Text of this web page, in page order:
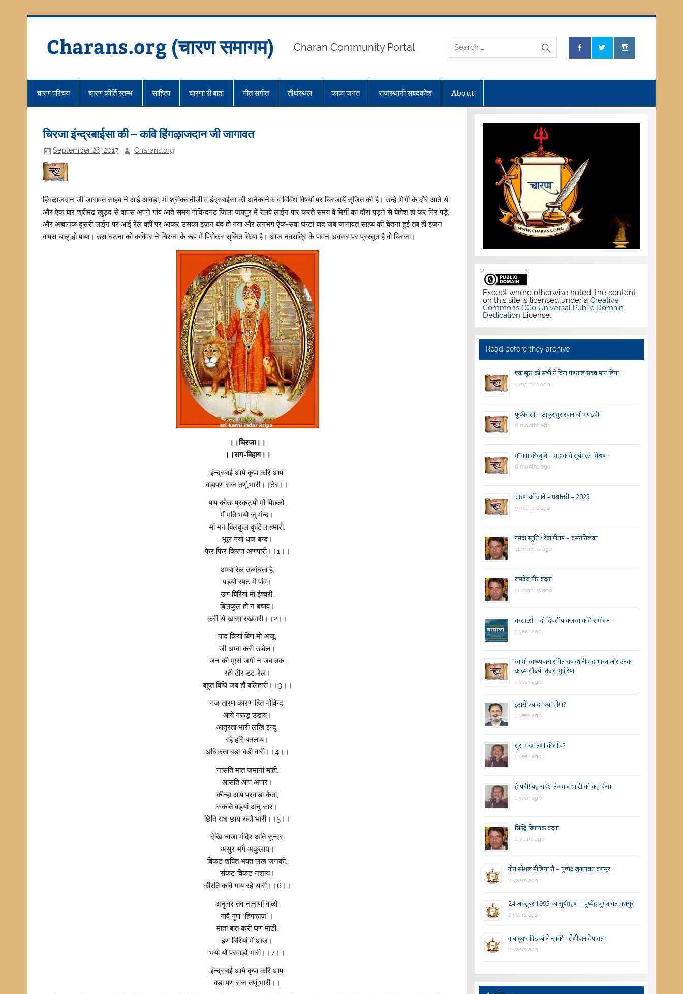
Charans.org (चारण समागम) Charan Community Portal
चारण परिचय चारण कीर्ति स्तम्भ साहित्य चारणा री बातां गीत संगीत तीर्थस्थल काव्य जगत राजस्थानी सबदकोश About
चिरजा इंन्द्रबाईसा की – कवि हिंगऴाजदान जी जागावत
September 26, 2017 Charans.org
हिंगऴाजदान जी जागावत साहब ने आई आवड़ा, माँ श्रीकरनीजी व इंद्रबाईसा की अनेकानेक व विविध विषयों पर चिरजायें सृजित की है। उन्हे मिर्गी के दौरे आते थे
और ऐक बार श्रीमढ खुड़द से वापस अपने गांव आते समय गोविन्दगढ जिला जयपुर मे रेलवे लाईन पार करते समय वे मिर्गी का दौरा पड़ने से बेहोश हो कर गिर पड़े,
और अचानक दूसरी लाईन पर आई रेल वहीं पर आकर उसका इंजन बंद हो गया और लगभग ऐक-सवा घंन्टा बाद जब जागावत साहब की चेतना हुई तब ही इंजन
वापस चालू हो पाया। उस घटना को कविवर नें चिरजा के रूप में पिरोकर सृजित किया है। आज नवरात्रि के पावन अवसर पर प्रस्तुत है वो चिरजा।
।।चिरजा।।
।।राग-विहाग।।
इंन्द्रबाई आये कृपा करि आप,
बड़ापण राज तणूं भारी।।टेर।।
पाप कोऊ प्रकट्यो मों पिछलो,
मैं मति भयो जु मंन्द।
मां मन बिलकुल कुटिल हमारो,
भूल गयो धज बन्द।
फेर फिर किरपा अणपारी।।1।।
अम्बा रेल उलांघता हे,
पड़्यो रपट मैं पांव।
उण बिरियां मों ईश्वरी,
बिलकुल हो न बचाव।
करी थे खासा रखवारी।।2।।
याद कियां बिण मो अजू,
जी अम्बा करी ऊबेल।
जन की मूर्छा जगी न जब तक,
रही ठौर डट रेल।
बहुत विधि जब हौं बलिहारी।।3।।
गज तारण कारण हित गोविन्द,
आये गरूड़ उडाय।
आतुरता भारी लखि इन्दू,
रहे हरि बतलाय।
अधिकता बड़ा-बड़ी वारी।।4।।
नांसति मात जमानां मांही,
आसति आप अपार।
कीन्हा आप प्रवाड़ा केता,
सकति बड़्यां अनु सार।
छिति यश छाय रह्यो भारी।।5।।
देखि ध्वजा मंदिर अति सुन्दर,
असुर भगै अकुलाय।
विकट शक्ति भक्त लख जनकी,
संकट विकट नशांय।
कीरति कवि गाय रहे थारी।।6।।
अनुचर तव नानाणां वाऴो,
गावै गुण “हिंगऴाज”।
माता बात करी घण मोटी,
इण बिरियां में आज।
भयो यो परवाड़ो भारी।।7।।
इंन्द्रबाई आये कृपा करि आप,
बड़ा पण राज तणूं भारी।।
Except where otherwise noted, the content
on this site is licensed under a Creative
Commons CC0 Universal Public Domain
Dedication License.
Read before they archive
एक झूठ को सभी ने बिना पड़ताल सच्च मान लिया
4 months ago
फूंफी रासो – ठाकुर मुरारदान जी मण्डपी
6 months ago
माँ गंगा की स्तुति – महाकवि सूर्यमल्ल मिश्रण
6 months ago
चारण को जानें – प्रश्नोत्तरी – 2025
9 months ago
नर्मदा स्तुति / रेवा गीतम – वसंततिलका
11 months ago
रामदेव पीर वंदना
11 months ago
बरसाळो – दो दिवसीय कलरव कवि-सम्मेलन
1 year ago
स्वामी स्वरूपदास रचित राजस्थानी महाभारत और उनका
काव्य सौंदर्य–तेजस मुंगेरिया
1 year ago
इससे ज्यादा क्या होगा?
1 year ago
सूरां मरण तणो की सोच?
1 year ago
हे पंथी! यह संदेश तेजमाल भाटी को कह देना।
1 year ago
सिद्धि विनायक वंदना
2 years ago
गीत सोशल मीडिया रौ – पुष्पेंद्र जुगतावत वणसूर
2 years ago
24 अक्टूबर 1995 का सूर्यग्रहण – पुष्पेंद्र जुगतावत वणसूर
2 years ago
गाय दूय’र गिंडकां ने न्हाकी – सेणीदान देपावत
2 years ago